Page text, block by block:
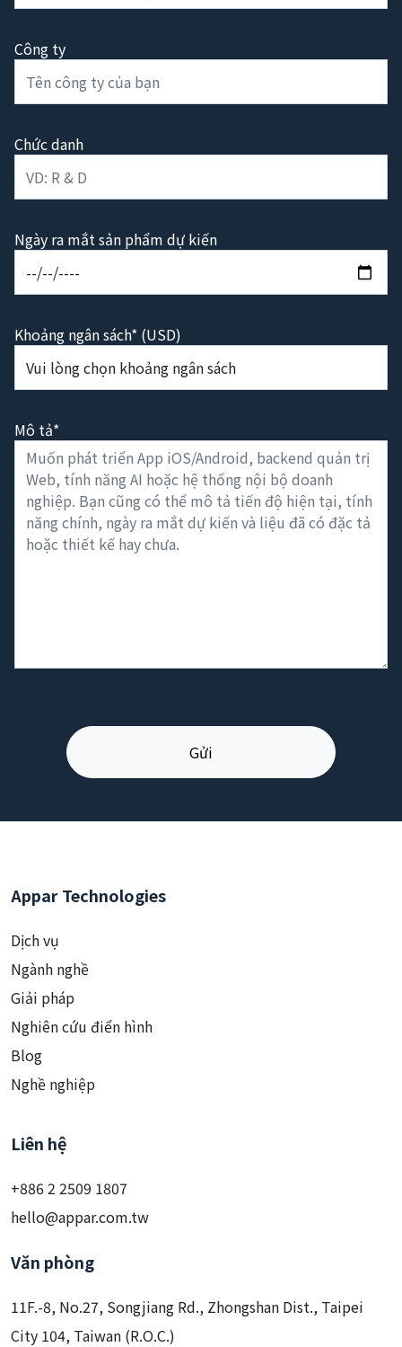
Công ty
Chức danh
Ngày ra mắt sản phẩm dự kiến
Khoảng ngân sách* (USD)
Mô tả*
Appar Technologies
Dịch vụ
Ngành nghề
Giải pháp
Nghiên cứu điển hình
Blog
Nghề nghiệp
Liên hệ
+886 2 2509 1807
hello@appar.com.tw
Văn phòng
11F.-8, No.27, Songjiang Rd., Zhongshan Dist., Taipei
City 104, Taiwan (R.O.C.)